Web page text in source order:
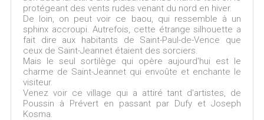
protégeant des vents rudes venant du nord en hiver.
De loin, on peut voir ce baou, qui ressemble à un
sphinx accroupi. Autrefois, cette étrange silhouette a
fait dire aux habitants de Saint-Paul-de-Vence que
ceux de Saint-Jeannet étaient des sorciers.
Mais le seul sortilège qui opère aujourd'hui est le
charme de Saint-Jeannet qui envoûte et enchante le
visiteur.
Venez voir ce village qui a attiré tant d'artistes, de
Poussin à Prévert en passant par Dufy et Joseph
Kosma.